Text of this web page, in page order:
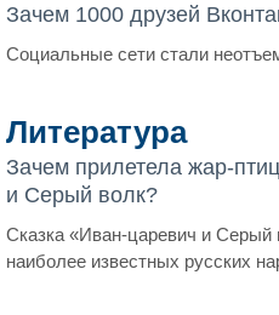
Зачем 1000 друзей
Социальные сети стали
Литература
Зачем прилетела жар-
и Серый волк?
Сказка «Иван-царевич и Серый
наиболее известных русских